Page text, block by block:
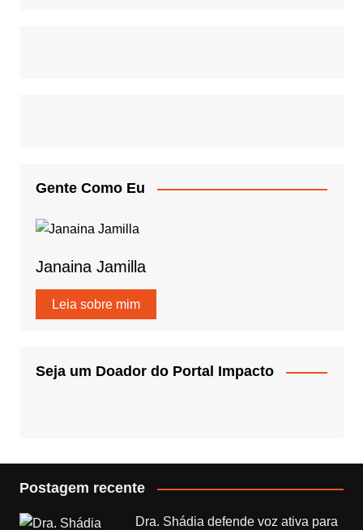
Gente Como Eu
Janaina Jamilla
Leia sobre mim
Seja um Doador do Portal Impacto
Postagem recente
Dra. Shádia defende voz ativa para